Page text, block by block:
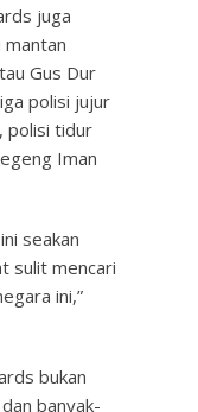
juga
Gus Dur
polisi jujur
polisi tidur
Iman
seakan
sulit mencari
ini,”
bukan
banyak-